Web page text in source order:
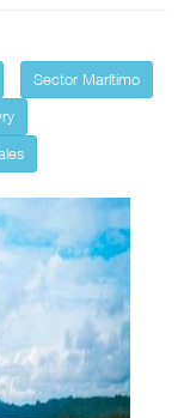
Sector Marítimo